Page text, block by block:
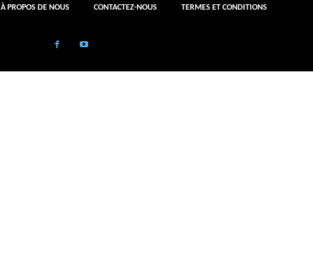
À PROPOS DE NOUS CONTACTEZ-NOUS TERMES ET CONDITIONS